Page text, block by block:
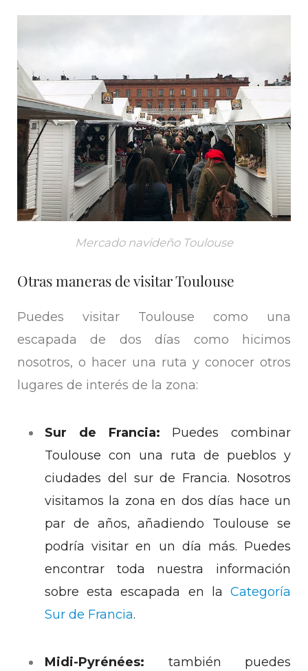
Mercado navideño Toulouse
Otras maneras de visitar Toulouse
Puedes visitar Toulouse como una
escapada de dos días como hicimos
nosotros, o hacer una ruta y conocer otros
lugares de interés de la zona:
Sur de Francia: Puedes combinar
Toulouse con una ruta de pueblos y
ciudades del sur de Francia. Nosotros
visitamos la zona en dos días hace un
par de años, añadiendo Toulouse se
podría visitar en un día más. Puedes
encontrar toda nuestra información
sobre esta escapada en la Categoría
Sur de Francia.
Midi-Pyrénées: también puedes